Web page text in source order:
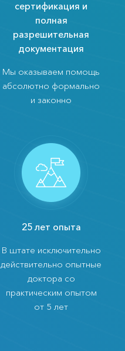
сертификация и
полная
разрешительная
документация
Мы оказываем помощь
абсолютно формально
и законно
25 лет опыта
В штате исключительно
действительно опытные
доктора со
практическим опытом
от 5 лет